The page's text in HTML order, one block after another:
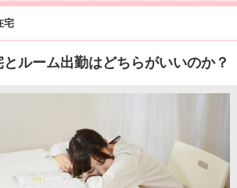
宅
とルーム出勤はどちらがいいのか？